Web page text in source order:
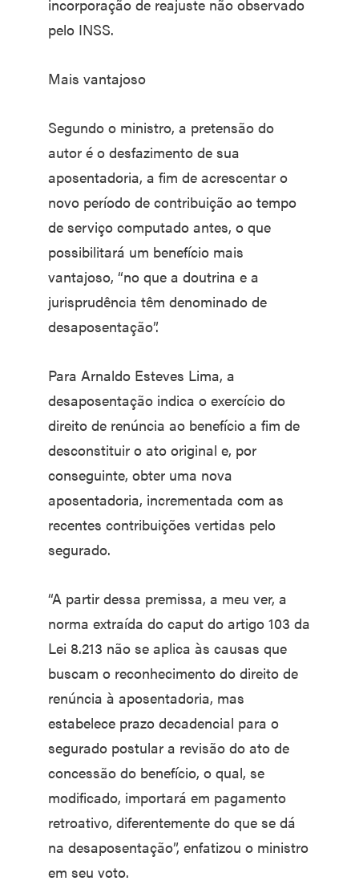
incorporação de reajuste não observado
pelo INSS.
Mais vantajoso
Segundo o ministro, a pretensão do
autor é o desfazimento de sua
aposentadoria, a fim de acrescentar o
novo período de contribuição ao tempo
de serviço computado antes, o que
possibilitará um benefício mais
vantajoso, “no que a doutrina e a
jurisprudência têm denominado de
desaposentação”.
Para Arnaldo Esteves Lima, a
desaposentação indica o exercício do
direito de renúncia ao benefício a fim de
desconstituir o ato original e, por
conseguinte, obter uma nova
aposentadoria, incrementada com as
recentes contribuições vertidas pelo
segurado.
“A partir dessa premissa, a meu ver, a
norma extraída do caput do artigo 103 da
Lei 8.213 não se aplica às causas que
buscam o reconhecimento do direito de
renúncia à aposentadoria, mas
estabelece prazo decadencial para o
segurado postular a revisão do ato de
concessão do benefício, o qual, se
modificado, importará em pagamento
retroativo, diferentemente do que se dá
na desaposentação”, enfatizou o ministro
em seu voto.